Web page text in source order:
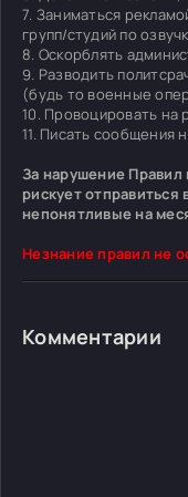
7. Заниматься
групп/студий по
8. Оскорблять
9. Разводить
(будь то военные
10. Провоцировать на
11. Писать сообщения
За нарушение Правил
рискует
непонятливые на
Незнание правил не
Комментарии